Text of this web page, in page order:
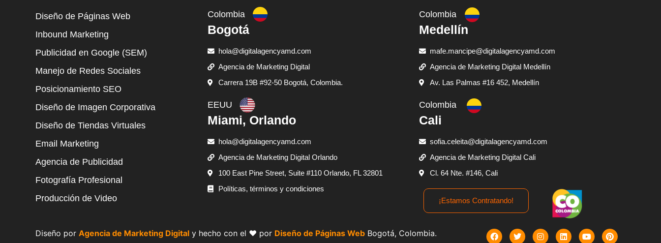
Diseño de Páginas Web
Inbound Marketing
Publicidad en Google (SEM)
Manejo de Redes Sociales
Posicionamiento SEO
Diseño de Imagen Corporativa
Diseño de Tiendas Virtuales
Email Marketing
Agencia de Publicidad
Fotografía Profesional
Producción de Video
Colombia
Bogotá
hola@digitalagencyamd.com
Agencia de Marketing Digital
Carrera 19B #92-50 Bogotá, Colombia.
EEUU
Miami, Orlando
hola@digitalagencyamd.com
Agencia de Marketing Digital Orlando
100 East Pine Street, Suite #110 Orlando, FL 32801
Políticas, términos y condiciones
Colombia
Medellín
mafe.mancipe@digitalagencyamd.com
Agencia de Marketing Digital Medellín
Av. Las Palmas #16 452, Medellín
Colombia
Cali
sofia.celeita@digitalagencyamd.com
Agencia de Marketing Digital Cali
Cl. 64 Nte. #146, Cali
¡Estamos Contratando!
Diseño por Agencia de Marketing Digital y hecho con el ❤️ por Diseño de Páginas Web Bogotá, Colombia.